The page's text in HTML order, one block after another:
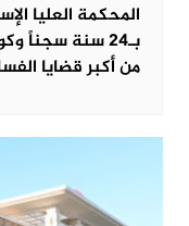
المحكمة العليا
من أكبر قضايا